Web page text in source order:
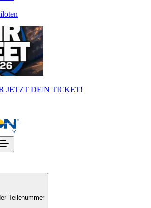
JETZT DEIN TICKET!
Teilenummer